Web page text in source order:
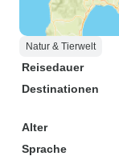
Natur & Tierwelt
Reisedauer
Destinationen
Alter
Sprache